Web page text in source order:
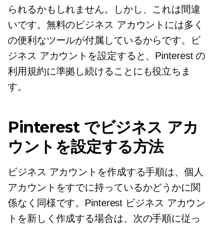
られるかもしれません。しかし、これは間違
いです。無料のビジネス アカウントには多く
の便利なツールが付属しているからです。ビ
ジネス アカウントを設定すると、Pinterest の
利用規約に準拠し続けることにも役立ちま
す。
Pinterest でビジネス アカ
ウントを設定する方法
ビジネス アカウントを作成する手順は、個人
アカウントをすでに持っているかどうかに関
係なく同様です。Pinterest ビジネス アカウン
トを新しく作成する場合は、次の手順に従っ